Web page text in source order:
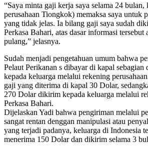
“Saya minta gaji kerja saya selama 24 bulan,
perusahaan Tiongkok) memaksa saya untuk
yang tidak jelas. Ia bilang gaji saya sudah
Perkasa Bahari, atas dasar informasi tersebut
pulang,” jelasnya.
Sudah menjadi pengetahuan umum bahwa
Pelaut Perikanan s dibayar di kapal sebagian
kepada keluarga melalui rekening
gaji yang diterima di kapal 30 Dolar,
270 Dolar dikirim kepada keluarga melalui
Perkasa Bahari.
Dijelaskan Yadi bahwa pengiriman melalui
sangat rentan denggan manipulasi atau
yang terjadi padanya, keluarga di Indonesia
menerima 150 Dolar dan dikirim selama 3